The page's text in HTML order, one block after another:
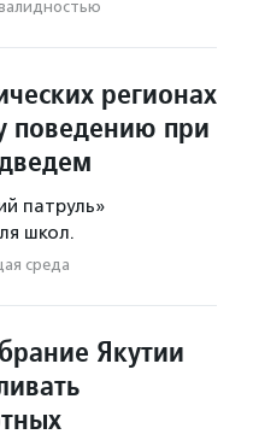
регионах
поведению при
патруль»
школ.
среда
Якутии